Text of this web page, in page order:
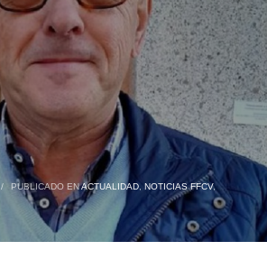
/ PUBLICADO ENACTUALIDAD, NOTICIAS FFCV,